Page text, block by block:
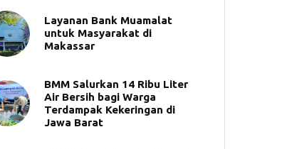
Layanan Bank Muamalat
untuk Masyarakat di
Makassar
BMM Salurkan 14 Ribu Liter
Air Bersih bagi Warga
Terdampak Kekeringan di
Jawa Barat